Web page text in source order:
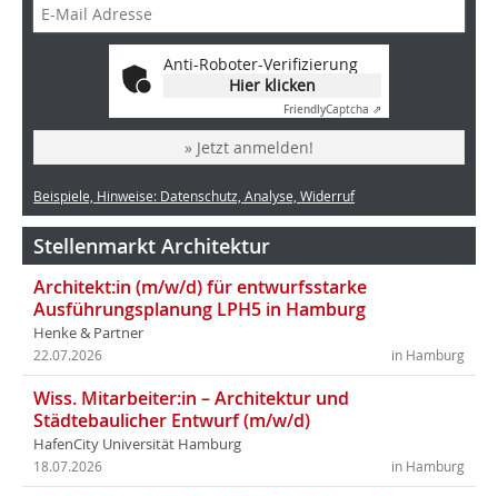
Anti-Roboter-Verifizierung
Hier klicken
FriendlyCaptcha ⇗
» Jetzt anmelden!
Beispiele, Hinweise: Datenschutz, Analyse, Widerruf
Stellenmarkt Architektur
Architekt:in (m/w/d) für entwurfsstarke
Ausführungsplanung LPH5 in Hamburg
Henke & Partner
in Hamburg
22.07.2026
Wiss. Mitarbeiter:in – Architektur und
Städtebaulicher Entwurf (m/w/d)
HafenCity Universität Hamburg
in Hamburg
18.07.2026